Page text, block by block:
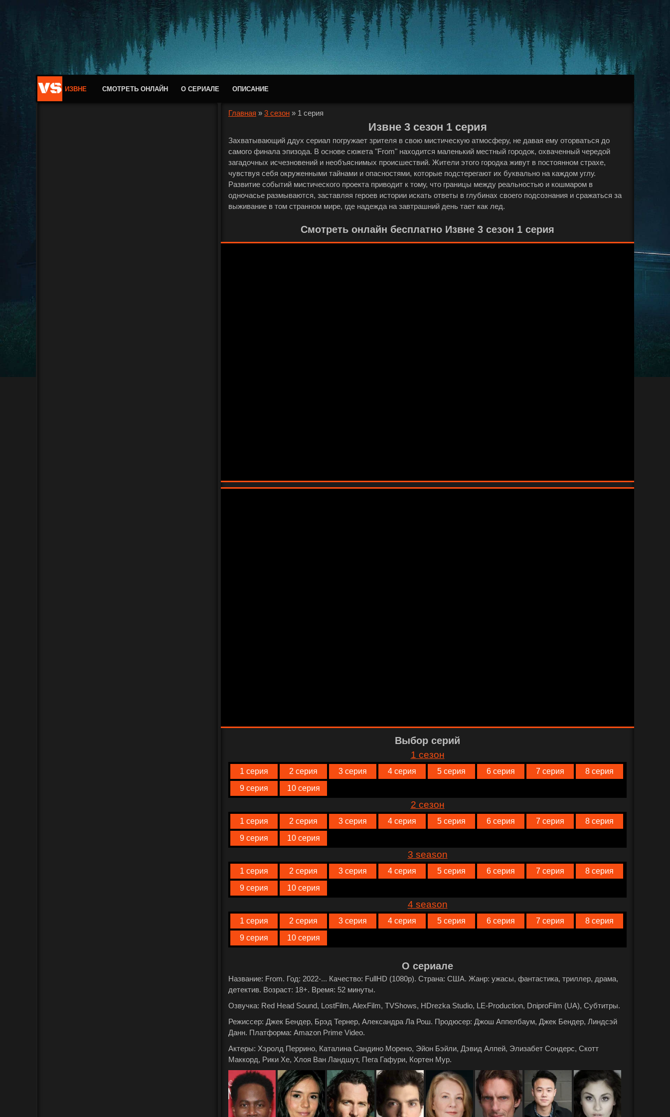
ИЗВНЕ СМОТРЕТЬ ОНЛАЙН О СЕРИАЛЕ ОПИСАНИЕ
Главная » 3 сезон » 1 серия
Извне 3 сезон 1 серия
Захватывающий ддух сериал погружает зрителя в свою мистическую атмосферу, не давая ему оторваться до
самого финала эпизода. В основе сюжета "From" находится маленький местный городок, охваченный чередой
загадочных исчезновений и необъяснимых происшествий. Жители этого городка живут в постоянном страхе,
чувствуя себя окруженными тайнами и опасностями, которые подстерегают их буквально на каждом углу.
Развитие событий мистического проекта приводит к тому, что границы между реальностью и кошмаром в
одночасье размываются, заставляя героев истории искать ответы в глубинах своего подсознания и сражаться за
выживание в том странном мире, где надежда на завтрашний день тает как лед.
Смотреть онлайн бесплатно Извне 3 сезон 1 серия
Выбор серий
1 сезон
1 серия 2 серия 3 серия 4 серия 5 серия 6 серия 7 серия
8 серия
9 серия
10 серия
2 сезон
1 серия 2 серия 3 серия 4 серия 5 серия 6 серия 7 серия
8 серия
9 серия
10 серия
3 season
1 серия 2 серия 3 серия 4 серия 5 серия 6 серия 7 серия
8 серия
9 серия
10 серия
4 season
1 серия 2 серия 3 серия 4 серия 5 серия 6 серия 7 серия
8 серия
9 серия
10 серия
О сериале
Название: From. Год: 2022-... Качество: FullHD (1080p). Страна: США. Жанр: ужасы, фантастика, триллер, драма,
детектив. Возраст: 18+. Время: 52 минуты.
Озвучка: Red Head Sound, LostFilm, AlexFilm, TVShows, HDrezka Studio, LE-Production, DniproFilm (UA), Субтитры.
Режиссер: Джек Бендер, Брэд Тернер, Александра Ла Рош. Продюсер: Джош Аппелбаум, Джек Бендер, Линдсэй
Данн. Платформа: Amazon Prime Video.
Актеры: Хэролд Перрино, Каталина Сандино Морено, Эйон Бэйли, Дэвид Алпей, Элизабет Сондерс, Скотт
Маккорд, Рики Хе, Хлоя Ван Ландшут, Пега Гафури, Кортен Мур.